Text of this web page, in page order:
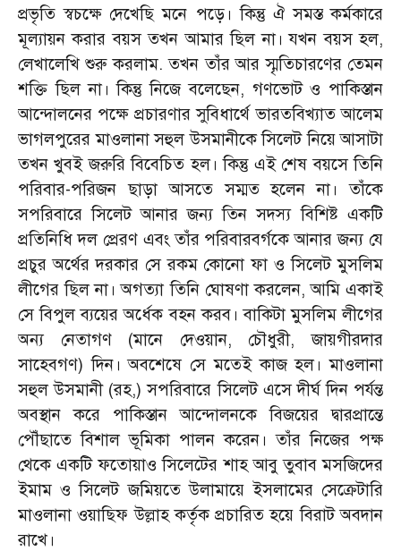
প্রভৃতি স্বচক্ষে দেখেছি মনে পড়ে। কিন্তু ঐ সমস্ত কর্মকারে
মূল্যায়ন করার বয়স তখন আমার ছিল না। যখন বয়স হল,
লেখালেখি শুরু করলাম. তখন তাঁর আর স্মৃতিচারণের তেমন
শক্তি ছিল না। কিন্তু নিজে বলেছেন, গণভোট ও পাকিস্তান
আন্দোলনের পক্ষে প্রচারণার সুবিধার্থে ভারতবিখ্যাত আলেম
ভাগলপুরের মাওলানা সহুল উসমানীকে সিলেট নিয়ে আসাটা
তখন খুবই জরুরি বিবেচিত হল। কিন্তু এই শেষ বয়সে তিনি
পরিবার-পরিজন ছাড়া আসতে সম্মত হলেন না। তাঁকে
সপরিবারে সিলেট আনার জন্য তিন সদস্য বিশিষ্ট একটি
প্রতিনিধি দল প্রেরণ এবং তাঁর পরিবারবর্গকে আনার জন্য যে
প্রচুর অর্থের দরকার সে রকম কোনো ফা ও সিলেট মুসলিম
লীগের ছিল না। অগত্যা তিনি ঘোষণা করলেন, আমি একাই
সে বিপুল ব্যয়ের অর্ধেক বহন করব। বাকিটা মুসলিম লীগের
অন্য নেতাগণ (মানে দেওয়ান, চৌধুরী, জায়গীরদার
সাহেবগণ) দিন। অবশেষে সে মতেই কাজ হল। মাওলানা
সহুল উসমানী (রহ,) সপরিবারে সিলেট এসে দীর্ঘ দিন পর্যন্ত
অবস্থান করে পাকিস্তান আন্দোলনকে বিজয়ের দ্বারপ্রান্তে
পৌঁছাতে বিশাল ভূমিকা পালন করেন। তাঁর নিজের পক্ষ
থেকে একটি ফতোয়াও সিলেটের শাহ আবু তুবাব মসজিদের
ইমাম ও সিলেট জমিয়তে উলামায়ে ইসলামের সেক্রেটারি
মাওলানা ওয়াছিফ উল্লাহ কর্তৃক প্রচারিত হয়ে বিরাট অবদান
রাখে।